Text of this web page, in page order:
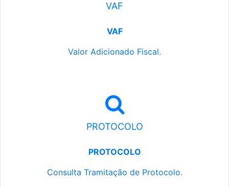
VAF
VAF
Valor Adicionado Fiscal.
PROTOCOLO
PROTOCOLO
Consulta Tramitação de Protocolo.